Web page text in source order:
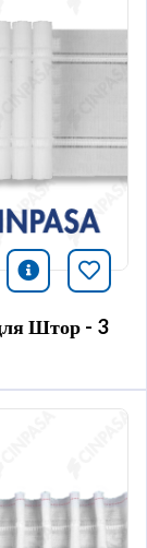
icono
Штор - 3